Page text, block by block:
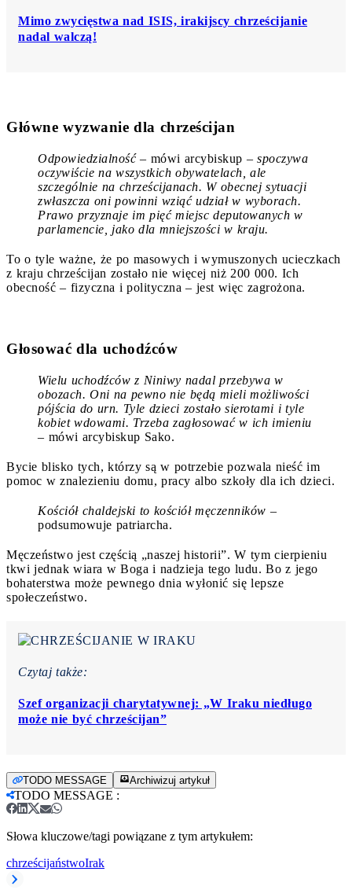
Mimo zwycięstwa nad ISIS, irakijscy chrześcijanie
nadal walczą!
Główne wyzwanie dla chrześcijan
Odpowiedzialność– mówi arcybiskup – spoczywa
oczywiście na wszystkich obywatelach, ale
szczególnie na chrześcijanach. W obecnej sytuacji
zwłaszcza oni powinni wziąć udział w wyborach.
Prawo przyznaje im pięć miejsc deputowanych w
parlamencie, jako dla mniejszości w kraju.
To o tyle ważne, że po masowych i wymuszonych ucieczkach
z kraju chrześcijan zostało nie więcej niż 200 000. Ich
obecność – fizyczna i polityczna – jest więc zagrożona.
Głosować dla uchodźców
Wielu uchodźców z Niniwy nadal przebywa w
obozach. Oni na pewno nie będą mieli możliwości
pójścia do urn. Tyle dzieci zostało sierotami i tyle
kobiet wdowami. Trzeba zagłosować w ich imieniu
– mówi arcybiskup Sako.
Bycie blisko tych, którzy są w potrzebie pozwala nieść im
pomoc w znalezieniu domu, pracy albo szkoły dla ich dzieci.
Kościół chaldejski to kościół męczenników –
podsumowuje patriarcha.
Męczeństwo jest częścią „naszej historii”. W tym cierpieniu
tkwi jednak wiara w Boga i nadzieja tego ludu. Bo z jego
bohaterstwa może pewnego dnia wyłonić się lepsze
społeczeństwo.
Czytaj także:
Szef organizacji charytatywnej: „W Iraku niedługo
może nie być chrześcijan”
TODO MESSAGE Archiwizuj artykuł
TODO MESSAGE :
Słowa kluczowe/tagi powiązane z tym artykułem:
chrześcijaństwoIrak